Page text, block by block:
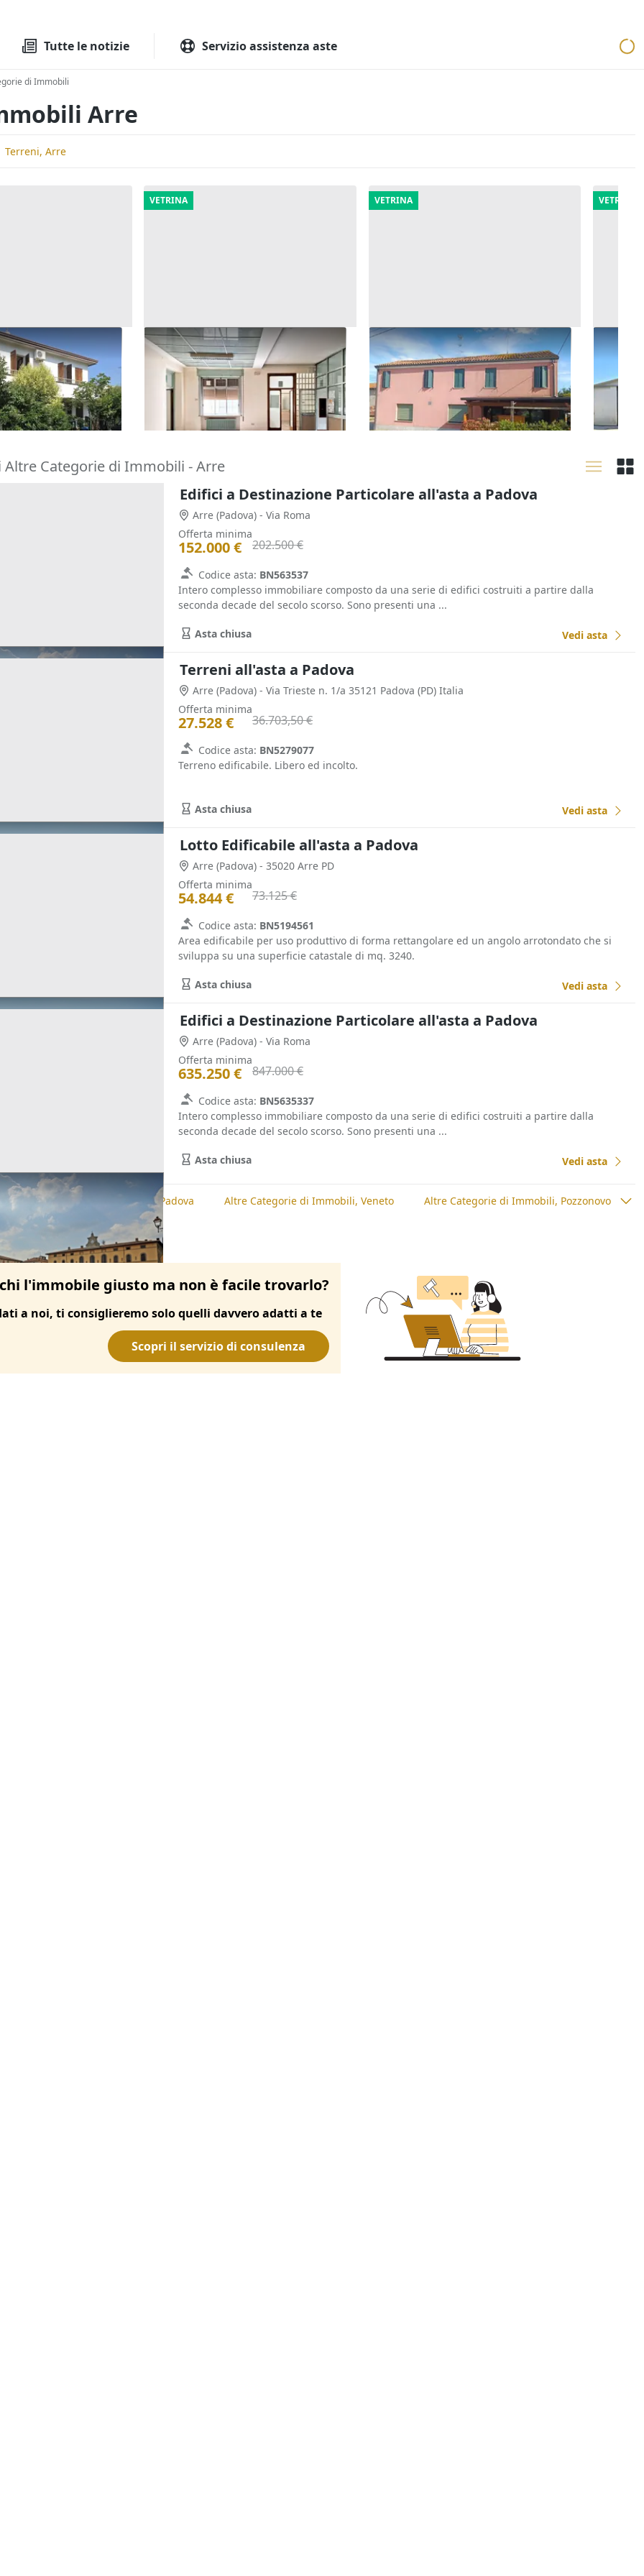
Tutte le notizie Servizio assistenza aste
di Immobili
Arre
Terreni, Arre
cielo terra con
(Padova)
VETRINA
Asta Blocco uffici pubblici in
edifico polifunzionale
Rovigo (Rovigo)
92.193 €
24/09/2026
VETRINA
Asta Quota 1/6 di locale
commerciale e alloggio
(Rovigo)
8.205 €
18/09/2026
VETRINA
Asta
uso
Altre Categorie di Immobili - Arre
Edifici a Destinazione Particolare all'asta a Padova
Arre (Padova) - Via Roma
Offerta minima
152.000 € 202.500 €
Codice asta: BN563537
Intero complesso immobiliare composto da una serie di edifici costruiti a partire dalla
seconda decade del secolo scorso. Sono presenti una ...
Asta chiusa Vedi asta
Terreni all'asta a Padova
Arre (Padova) - Via Trieste n. 1/a 35121 Padova (PD) Italia
Offerta minima
27.528 € 36.703,50 €
Codice asta: BN5279077
Terreno edificabile. Libero ed incolto.
Asta chiusa Vedi asta
Lotto Edificabile all'asta a Padova
Arre (Padova) - 35020 Arre PD
Offerta minima
54.844 € 73.125 €
Codice asta: BN5194561
Area edificabile per uso produttivo di forma rettangolare ed un angolo arrotondato che si
sviluppa su una superficie catastale di mq. 3240.
Asta chiusa Vedi asta
Edifici a Destinazione Particolare all'asta a Padova
Arre (Padova) - Via Roma
Offerta minima
635.250 € 847.000 €
Codice asta: BN5635337
Intero complesso immobiliare composto da una serie di edifici costruiti a partire dalla
seconda decade del secolo scorso. Sono presenti una ...
Asta chiusa Vedi asta
Altre Categorie di Immobili, Padova Altre Categorie di Immobili, Veneto Altre Categorie di Immobili, Pozzonovo
l'immobile giusto ma non è facile trovarlo?
a noi, ti consiglieremo solo quelli davvero adatti a te
Scopri il servizio di consulenza